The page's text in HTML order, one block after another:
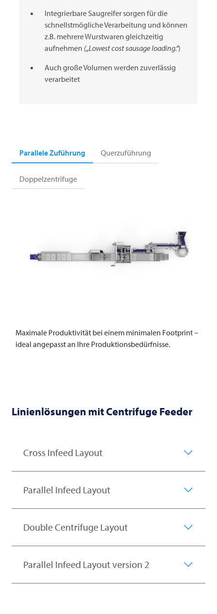
Integrierbare Saugreifer sorgen für die
schnellstmögliche Verarbeitung und können
z.B. mehrere Wurstwaren gleichzeitig
aufnehmen („Lowest cost sausage loading.“)
Auch große Volumen werden zuverlässig
verarbeitet
Parallele Zuführung Querzuführung
Doppelzentrifuge
Maximale Produktivität bei einem minimalen Footprint –
ideal angepasst an Ihre Produktionsbedürfnisse.
Linienlösungen mit Centrifuge Feeder
Cross Infeed Layout
Parallel Infeed Layout
Double Centrifuge Layout
Parallel Infeed Layout version 2